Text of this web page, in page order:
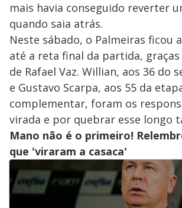
mais havia conseguido reverter
quando saia atrás.
Neste sábado, o Palmeiras ficou
até a reta final da partida,
de Rafael Vaz. Willian, aos 36 do
e Gustavo Scarpa, aos 55 da
complementar, foram os
virada e por quebrar esse longo
Mano não é o primeiro!
que 'viraram a casaca'